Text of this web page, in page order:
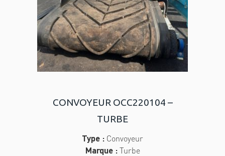
CONVOYEUR OCC220104 –
TURBE
Type : Convoyeur
Marque :Turbe